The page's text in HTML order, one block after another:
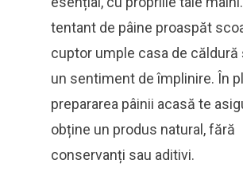
tentant de pâine proaspăt
cuptor umple casa de căldură
un sentiment de împlinire. În
prepararea pâinii acasă te
obține un produs natural, fără
conservanți sau aditivi.